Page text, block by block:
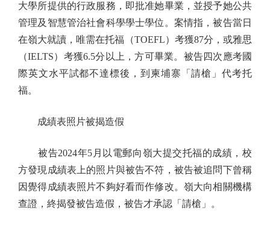
大學所提供的行政服務，即批准她畢業，並授予她公共
管理及智慧管治社會科學學士學位。案情指，被告當日
在嶺大就讀，唯需在托福（TOEFL）考獲87分，或雅思
（IELTS）考獲6.5分以上，方可畢業。被告四次應考國
際英文水平試都不達標後，到柬埔寨「請槍」代考托
福。
成績表照片被揭造假
被告2024年5月以電郵向嶺大提交托福的成績，校
方發現成績表上的照片與被告不符，被告被追問下曾稱
因覺得成績表照片不夠好看而作修改。嶺大向相關機構
查證，終揭發被告造假，被告才承認「請槍」。